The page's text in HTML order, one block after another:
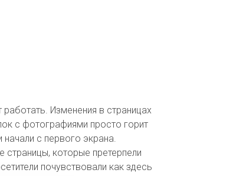
Изменения в страницах
с фотографиями просто горит
с первого экрана.
которые претерпели
почувствовали как здесь